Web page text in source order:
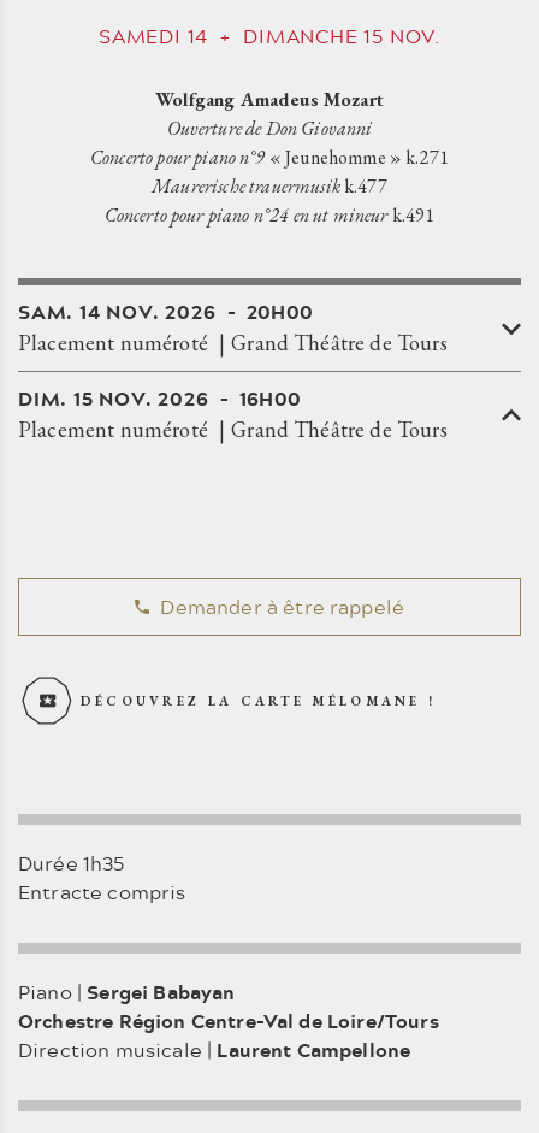
SAMEDI 14 + DIMANCHE15 NOV.
Wolfgang Amadeus Mozart
Ouverture de Don Giovanni
Concerto pour piano n°9« Jeunehomme » k.271
Maurerische trauermusikk.477
Concerto pour piano n°24 en ut mineurk.491
SAM. 14 NOV. 2026 20H00
Placement numéroté Grand Théâtre de Tours
DIM. 15 NOV. 2026 16H00
Placement numéroté Grand Théâtre de Tours
Demander à être rappelé
DÉCOUVREZ LA CARTE MÉLOMANE !
Durée 1h35
Entracte compris
Piano | Sergei Babayan
Orchestre Région Centre-Val de Loire/Tours
Direction musicale | Laurent Campellone